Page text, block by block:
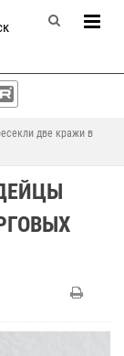
две кражи в